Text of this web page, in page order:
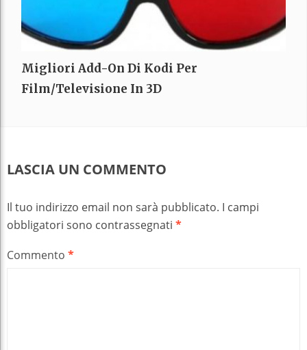
Migliori Add-On Di Kodi Per
Film/televisione In 3D
LASCIA UN COMMENTO
Il tuo indirizzo email non sarà pubblicato. I campi
obbligatori sono contrassegnati *
Commento *